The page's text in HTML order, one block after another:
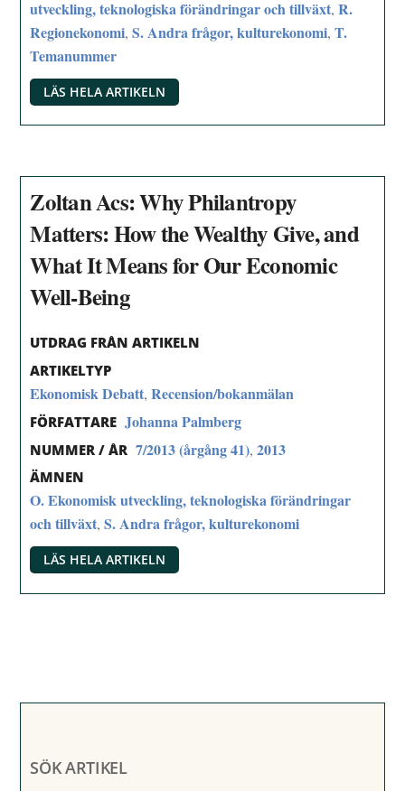
utveckling, teknologiska förändringar och tillväxt,R.
Regionekonomi,S. Andra frågor, kulturekonomi,T.
Temanummer
LÄS HELA ARTIKELN
Zoltan Acs: Why Philantropy
Matters: How the Wealthy Give, and
What It Means for Our Economic
Well-Being
UTDRAG FRÅN ARTIKELN
ARTIKELTYP
Ekonomisk Debatt,Recension/bokanmälan
FÖRFATTARE Johanna Palmberg
NUMMER / ÅR 7/2013 (årgång 41),2013
ÄMNEN
O. Ekonomisk utveckling, teknologiska förändringar
och tillväxt,S. Andra frågor, kulturekonomi
LÄS HELA ARTIKELN
SÖK ARTIKEL